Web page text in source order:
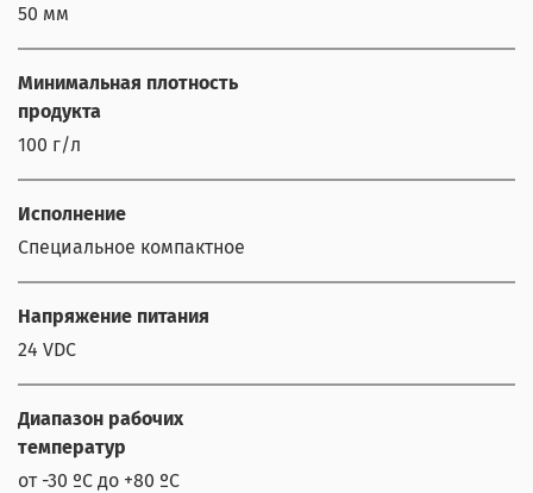
50 мм
Минимальная плотность
продукта
100 г/л
Исполнение
Специальное компактное
Напряжение питания
24 VDC
Диапазон рабочих
температур
от -30 ºС до +80 ºС